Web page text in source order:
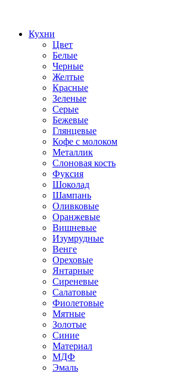
Кухни
Цвет
Белые
Черные
Желтые
Красные
Зеленые
Серые
Бежевые
Глянцевые
Кофе с молоком
Металлик
Слоновая кость
Фуксия
Шоколад
Шампань
Оливковые
Оранжевые
Вишневые
Изумрудные
Венге
Ореховые
Янтарные
Сиреневые
Салатовые
Фиолетовые
Мятные
Золотые
Синие
Материал
МДФ
Эмаль